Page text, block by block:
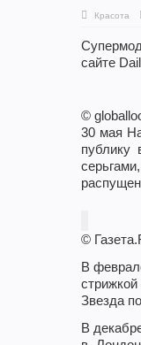
Красота
сайте
©
30 мая
публику
©
В
Звезда
В